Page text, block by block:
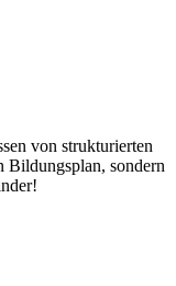
von strukturierten
Bildungsplan, sondern